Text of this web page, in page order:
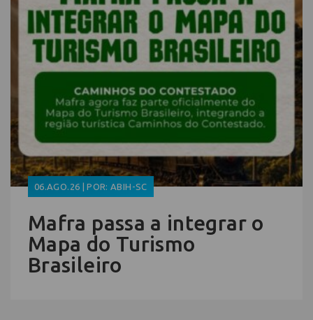
06.AGO.26 | POR: ABIH-SC
Mafra passa a integrar o
Mapa do Turismo
Brasileiro